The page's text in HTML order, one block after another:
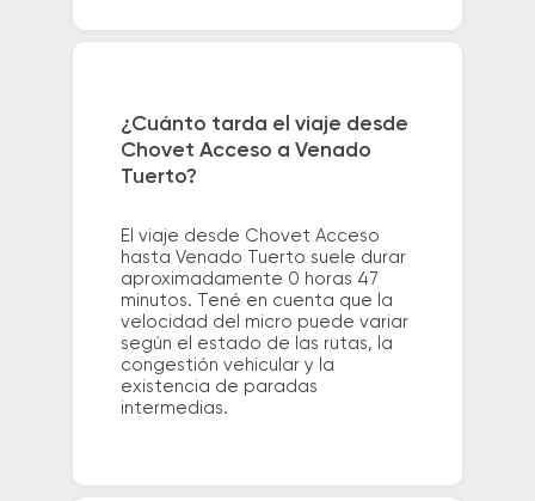
¿Cuánto tarda el viaje desde
Chovet Acceso a Venado
Tuerto?
El viaje desde Chovet Acceso
hasta Venado Tuerto suele durar
aproximadamente 0 horas 47
minutos. Tené en cuenta que la
velocidad del micro puede variar
según el estado de las rutas, la
congestión vehicular y la
existencia de paradas
intermedias.